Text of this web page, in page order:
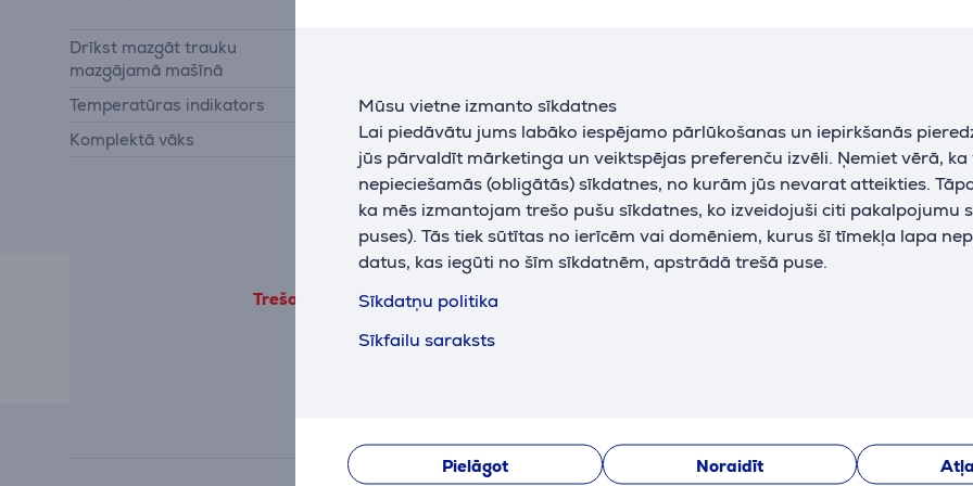
Mūsu vietne izmanto sīkdatnes
Lai piedāvātu jums labāko iespējamo pārlūkošanas un iepirkšanās
jūs pārvaldīt mārketinga un veiktspējas preferenču izvēli. Ņemiet vērā,
nepieciešamās (obligātās) sīkdatnes, no kurām jūs nevarat atteikties.
ka mēs izmantojam trešo pušu sīkdatnes, ko izveidojuši citi pakalpojumu
puses). Tās tiek sūtītas no ierīcēm vai domēniem, kurus šī tīmekļa lapa
datus, kas iegūti no šīm sīkdatnēm, apstrādā trešā puse.
Sīkdatņu politika
Sīkfailu saraksts
Pielāgot Noraidīt
Drīkst mazgāt trauku
mazgājamā mašīnā
Temperatūras indikators
Jā
Komplektā vāks
Jā
Trešo pušu produkta informāciju var apskatīt tikai tad, ja piekrītat mūsu veiktspējas
Apraksts